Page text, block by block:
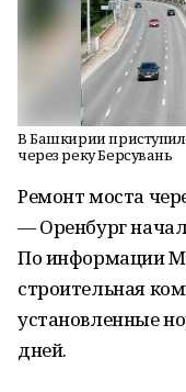
В Башкирии
через реку Берсувань
Ремонт моста
— Оренбург
По информации
строительная
установленные
дней.